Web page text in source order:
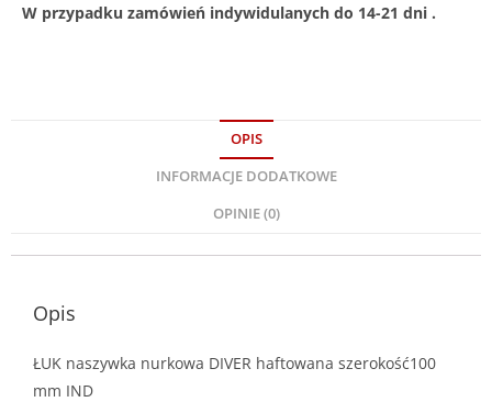
W przypadku zamówień indywidulanych do 14-21 dni .
OPIS
INFORMACJE DODATKOWE
OPINIE (0)
Opis
ŁUK naszywka nurkowa DIVER haftowana szerokość100
mm IND